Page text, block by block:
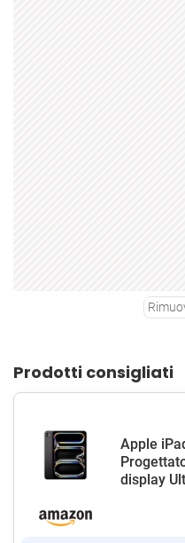
Prodotti consigliati
Apple
display